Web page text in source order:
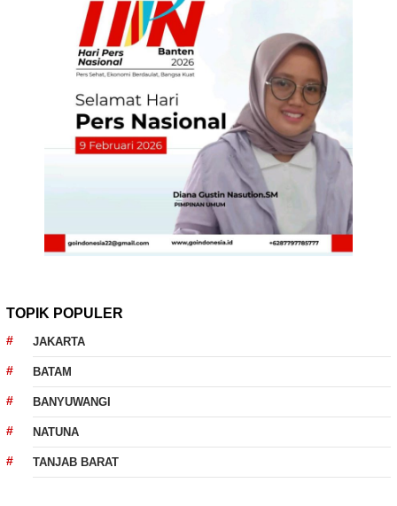
TOPIK POPULER
JAKARTA
BATAM
BANYUWANGI
NATUNA
TANJAB BARAT